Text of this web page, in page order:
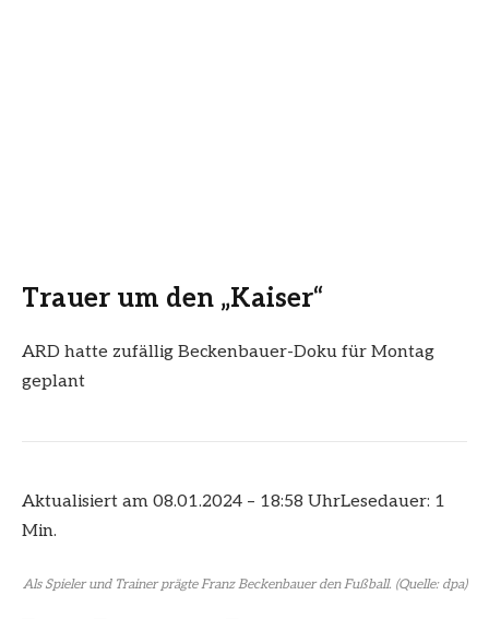
Trauer um den „Kaiser“
ARD hatte zufällig Beckenbauer-Doku für Montag
geplant
Aktualisiert am 08.01.2024 – 18:58 UhrLesedauer: 1
Min.
Als Spieler und Trainer prägte Franz Beckenbauer den Fußball. (Quelle: dpa)